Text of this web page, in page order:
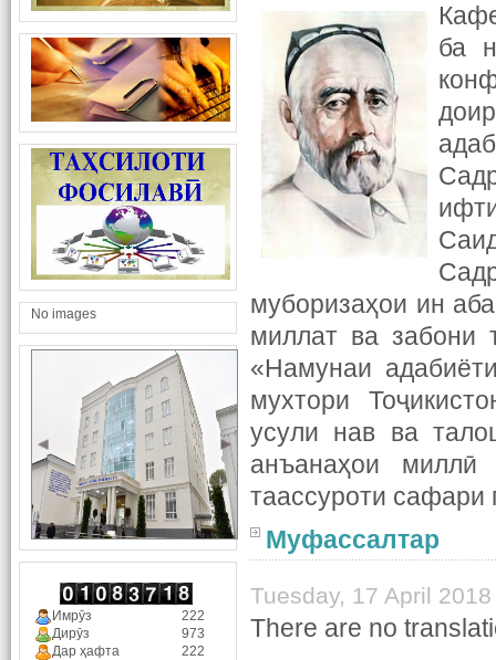
No images
Имрӯз
222
Дирӯз
973
Дар ҳафта
222
ба
муборизаҳои ин
миллат ва забони
«Намунаи
мухтори
усули нав ва
анъанаҳои
таассуроти сафари
Муфассалтар
Tuesday, 17 April
There are no